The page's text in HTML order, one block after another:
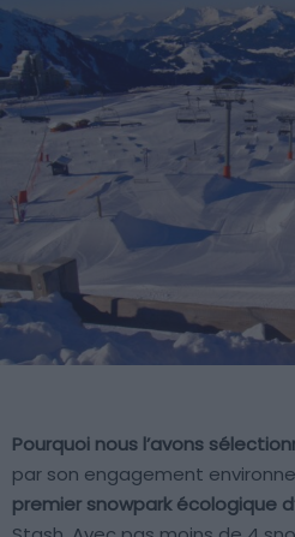
Pourquoi nous l’avons
par son engagement
premier snowpark écologique